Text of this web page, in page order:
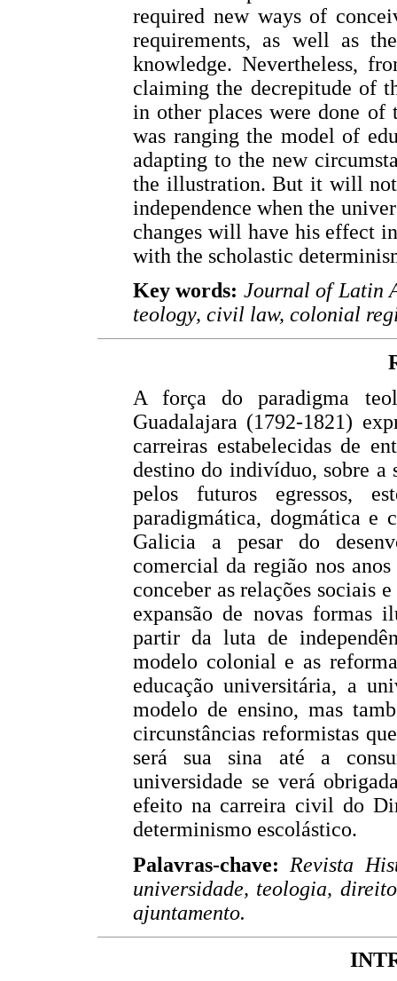
required new ways of
requirements, as well as
knowledge. Nevertheless,
claiming the decrepitude of
in other places were done
was ranging the model of
adapting to the new
the illustration. But it will
independence when the
changes will have his effect
with the scholastic
Key words: Journal of Latin
teology, civil law, colonial
A força do paradigma
Guadalajara (1792-1821)
carreiras estabelecidas de
destino do indivíduo, sobre a
pelos futuros egressos,
paradigmática, dogmática e
Galicia a pesar do
comercial da região nos
conceber as relações sociais
expansão de novas formas
partir da luta de
modelo colonial e as
educação universitária, a
modelo de ensino, mas
circunstâncias reformistas
será sua sina até a
universidade se verá
efeito na carreira civil do
determinismo escolástico.
Palavras-chave: Revista
universidade, teologia,
ajuntamento.